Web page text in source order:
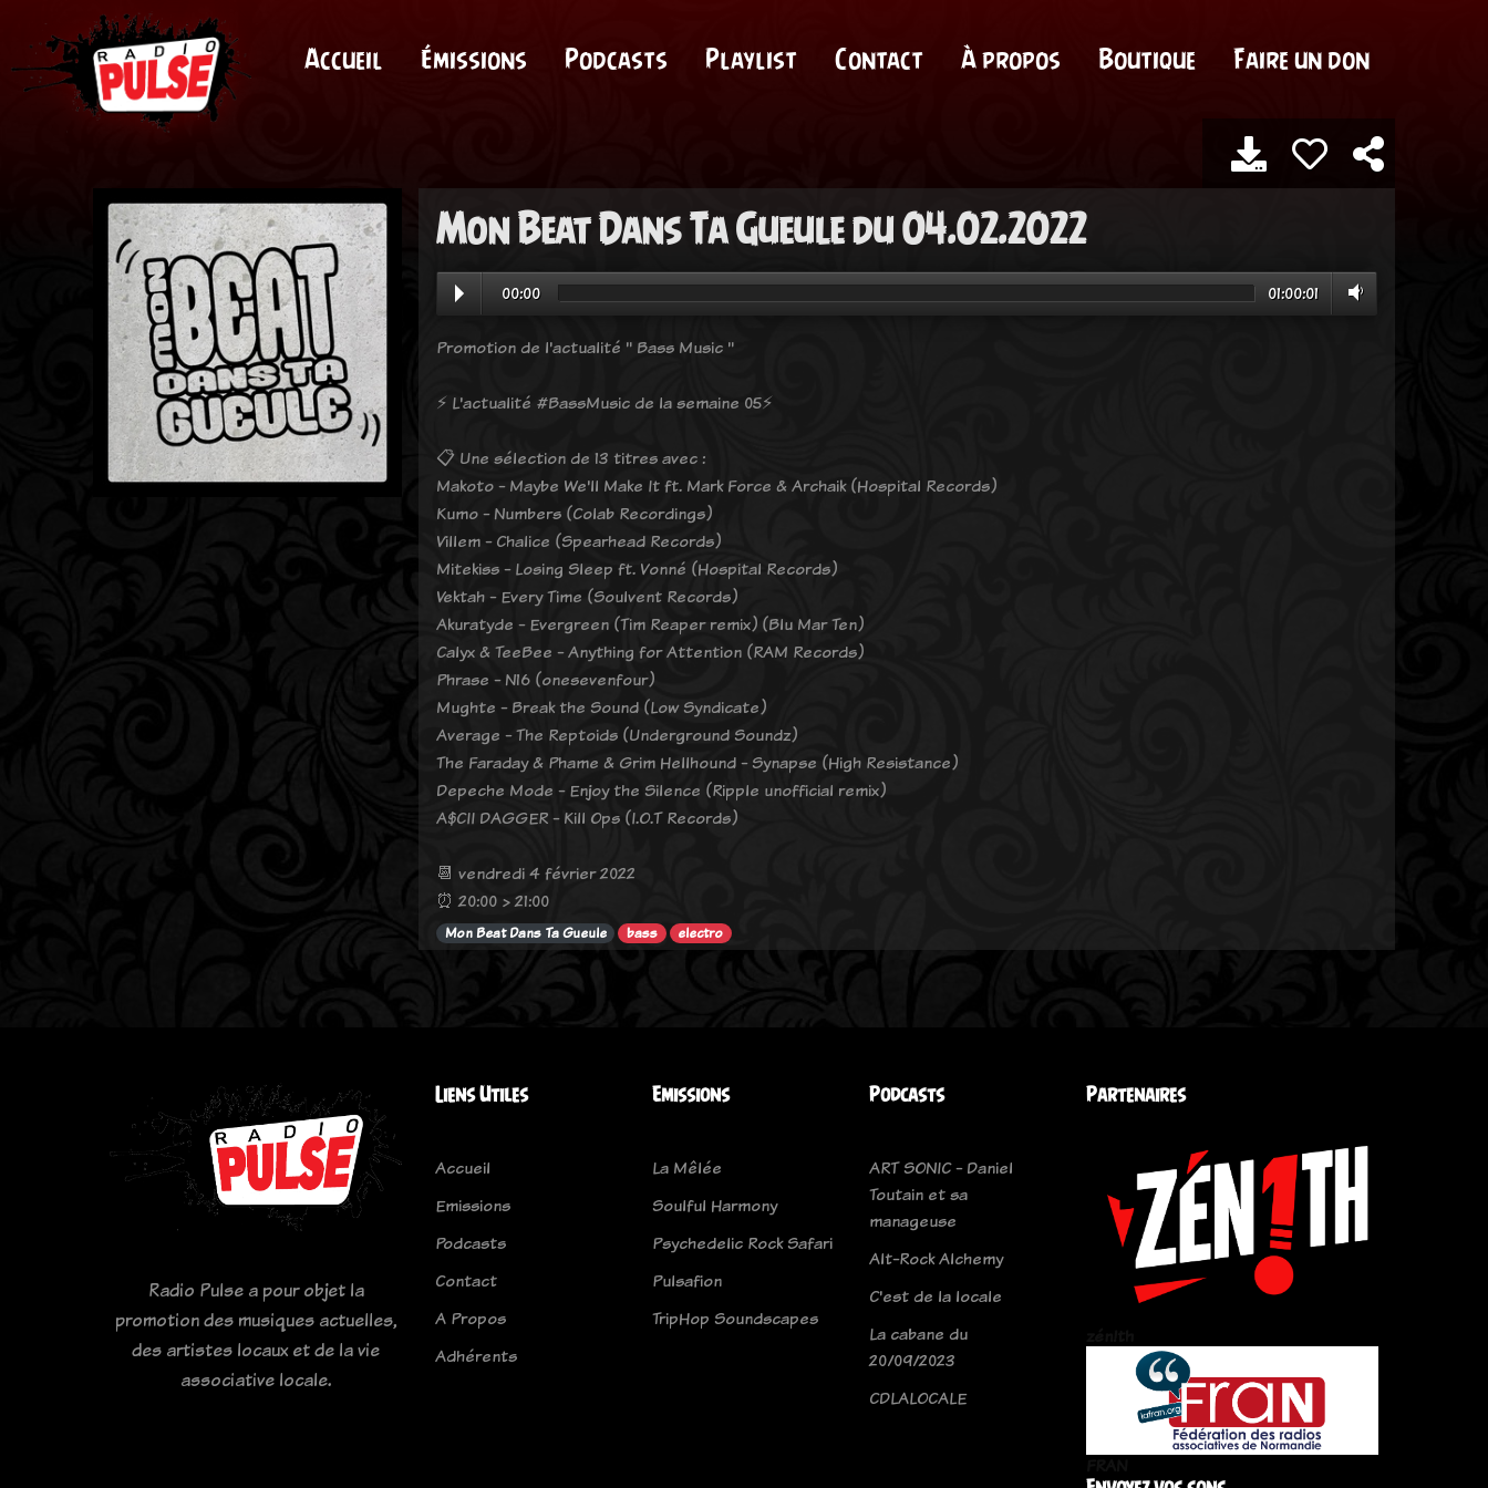
Accueil Émissions Podcasts Playlist Contact À propos Boutique Faire un don
Mon Beat Dans Ta Gueule du 04.02.2022
00:00 01:00:01
Promotion de l'actualité " Bass Music "
⚡️ L'actualité #BassMusic de la semaine 05⚡️
📋 Une sélection de 13 titres avec :
Makoto - Maybe We'll Make It ft. Mark Force & Archaik (Hospital Records)
Kumo - Numbers (Colab Recordings)
Villem - Chalice (Spearhead Records)
Mitekiss - Losing Sleep ft. Vonné (Hospital Records)
Vektah - Every Time (Soulvent Records)
Akuratyde - Evergreen (Tim Reaper remix) (Blu Mar Ten)
Calyx & TeeBee - Anything for Attention (RAM Records)
Phrase - N16 (onesevenfour)
Mughte - Break the Sound (Low Syndicate)
Average - The Reptoids (Underground Soundz)
The Faraday & Phame & Grim Hellhound - Synapse (High Resistance)
Depeche Mode - Enjoy the Silence (Ripple unofficial remix)
A$CII DAGGER - Kill Ops (I.O.T Records)
📆 vendredi 4 février 2022
⏰ 20:00 > 21:00
Mon Beat Dans Ta Gueule bass electro
Radio Pulse a pour objet la
promotion des musiques actuelles,
des artistes locaux et de la vie
associative locale.
Liens Utiles
Accueil
Emissions
Podcasts
Contact
A Propos
Adhérents
Emissions
La Mêlée
Soulful Harmony
Psychedelic Rock Safari
Pulsafion
TripHop Soundscapes
Podcasts
ART SONIC - Daniel
Toutain et sa
manageuse
Alt-Rock Alchemy
C'est de la locale
La cabane du
20/09/2023
CDLALOCALE
Partenaires